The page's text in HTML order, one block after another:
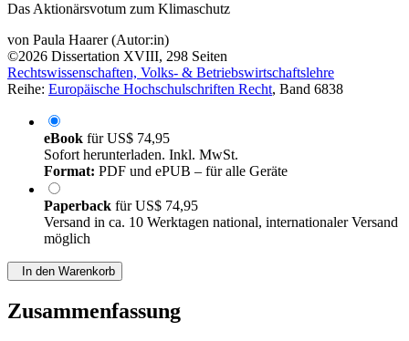
Das Aktionärsvotum zum Klimaschutz
von Paula Haarer (Autor:in)
©2026 Dissertation XVIII, 298 Seiten
Rechtswissenschaften, Volks- & Betriebswirtschaftslehre
Reihe: Europäische Hochschulschriften Recht, Band 6838
eBook fürUS$ 74,95
Sofort herunterladen. Inkl. MwSt.
Format: PDF und ePUB – für alle Geräte
Paperback fürUS$ 74,95
Versand in ca. 10 Werktagen national, internationaler Versand
möglich
In den Warenkorb
Zusammenfassung